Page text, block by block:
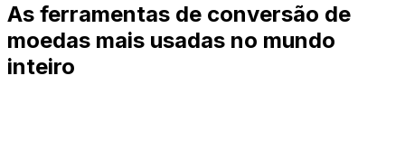
As ferramentas de conversão de
moedas mais usadas no mundo
inteiro